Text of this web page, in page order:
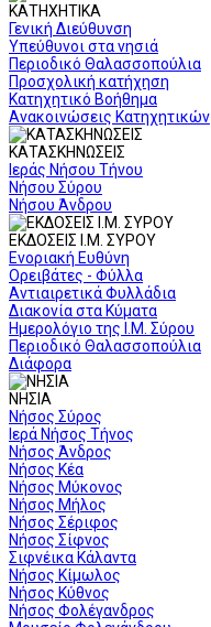
ΚΑΤΗΧΗΤΙΚΑ
Γενική Διεύθυνση
Υπεύθυνοι στα νησιά
Περιοδικό Θαλασσοπούλια
Προσχολική κατήχηση
Κατηχητικό Βοήθημα
Ανακοινώσεις Κατηχητικών
ΚΑΤΑΣΚΗΝΩΣΕΙΣ
Ιεράς Νήσου Τήνου
Νήσου Σύρου
Νήσου Άνδρου
ΕΚΔΟΣΕΙΣ Ι.Μ. ΣΥΡΟΥ
Ενοριακή Ευθύνη
Ορειβάτες - Φύλλα
Αντιαιρετικά Φυλλάδια
Διακονία στα Κύματα
Ημερολόγιο της Ι.Μ. Σύρου
Περιοδικό Θαλασσοπούλια
Διάφορα
ΝΗΣΙΑ
Νήσος Σύρος
Ιερά Νήσος Τήνος
Νήσος Άνδρος
Νήσος Κέα
Νήσος Μύκονος
Νήσος Μήλος
Νήσος Σέριφος
Νήσος Σίφνος
Σιφνέικα Κάλαντα
Νήσος Κίμωλος
Νήσος Κύθνος
Νήσος Φολέγανδρος